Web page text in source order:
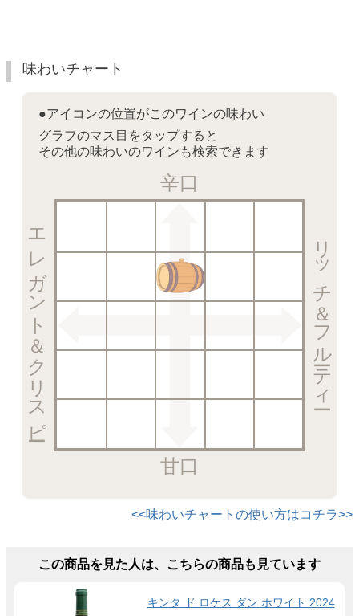
味わいチャート
●アイコンの位置がこのワインの味わい
グラフのマス目をタップすると
その他の味わいのワインも検索できます
辛口
リッチ＆フルーティー
甘口
エレガント＆クリスピー
<<味わいチャートの使い方はコチラ>>
この商品を見た人は、こちらの商品も見ています
キンタ ド ロケス ダン ホワイト 2024